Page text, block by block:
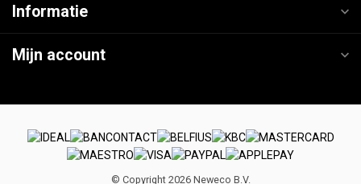
Informatie
Mijn account
© Copyright 2026 Neweco B.V.